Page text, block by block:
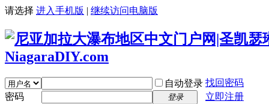
请选择 进入手机版 | 继续访问电脑版
自动登录 找回密码
密码
登录 立即注册